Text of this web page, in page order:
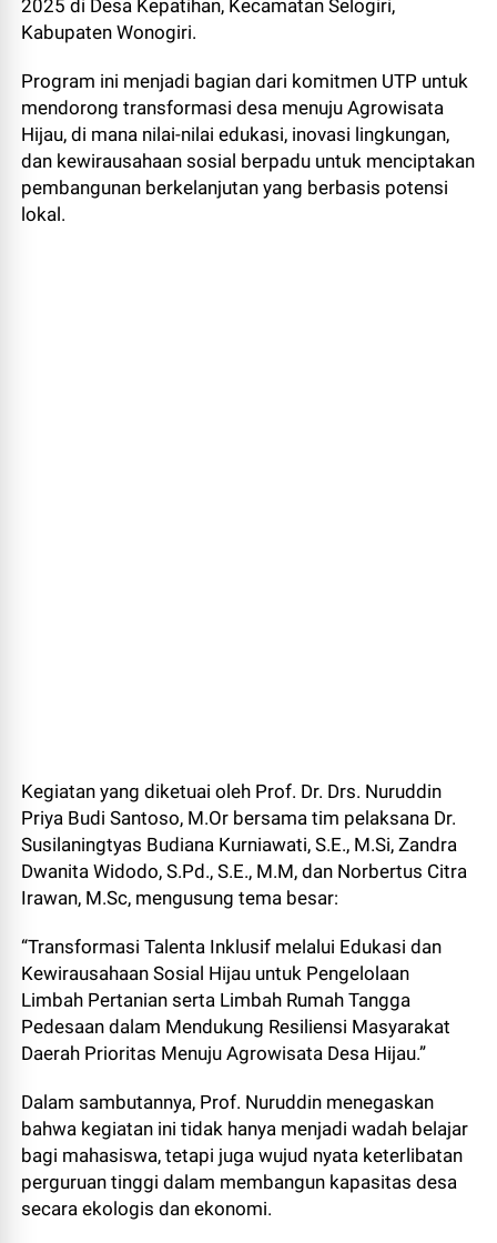
2025 di Desa Kepatihan, Kecamatan Selogiri,
Kabupaten Wonogiri.
Program ini menjadi bagian dari komitmen UTP untuk
mendorong transformasi desa menuju Agrowisata
Hijau, di mana nilai-nilai edukasi, inovasi lingkungan,
dan kewirausahaan sosial berpadu untuk menciptakan
pembangunan berkelanjutan yang berbasis potensi
lokal.
Kegiatan yang diketuai oleh Prof. Dr. Drs. Nuruddin
Priya Budi Santoso, M.Or bersama tim pelaksana Dr.
Susilaningtyas Budiana Kurniawati, S.E., M.Si, Zandra
Dwanita Widodo, S.Pd., S.E., M.M, dan Norbertus Citra
Irawan, M.Sc, mengusung tema besar:
“Transformasi Talenta Inklusif melalui Edukasi dan
Kewirausahaan Sosial Hijau untuk Pengelolaan
Limbah Pertanian serta Limbah Rumah Tangga
Pedesaan dalam Mendukung Resiliensi Masyarakat
Daerah Prioritas Menuju Agrowisata Desa Hijau.”
Dalam sambutannya, Prof. Nuruddin menegaskan
bahwa kegiatan ini tidak hanya menjadi wadah belajar
bagi mahasiswa, tetapi juga wujud nyata keterlibatan
perguruan tinggi dalam membangun kapasitas desa
secara ekologis dan ekonomi.